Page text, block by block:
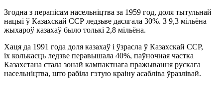
Згодна з перапісам насельніцтва за 1959 год, доля тытульнай
нацыі ў Казахскай ССР ледзьве дасягала 30%. З 9,3 мільёна
жыхароў казахаў было толькі 2,8 мільёна.
Хаця да 1991 года доля казахаў і ўзрасла ў Казахскай ССР,
іх колькасць ледзве перавышала 40%, паўночная частка
Казахстана стала зонай кампактнага пражывання рускага
насельніцтва, што рабіла гэтую краіну асабліва ўразлівай.